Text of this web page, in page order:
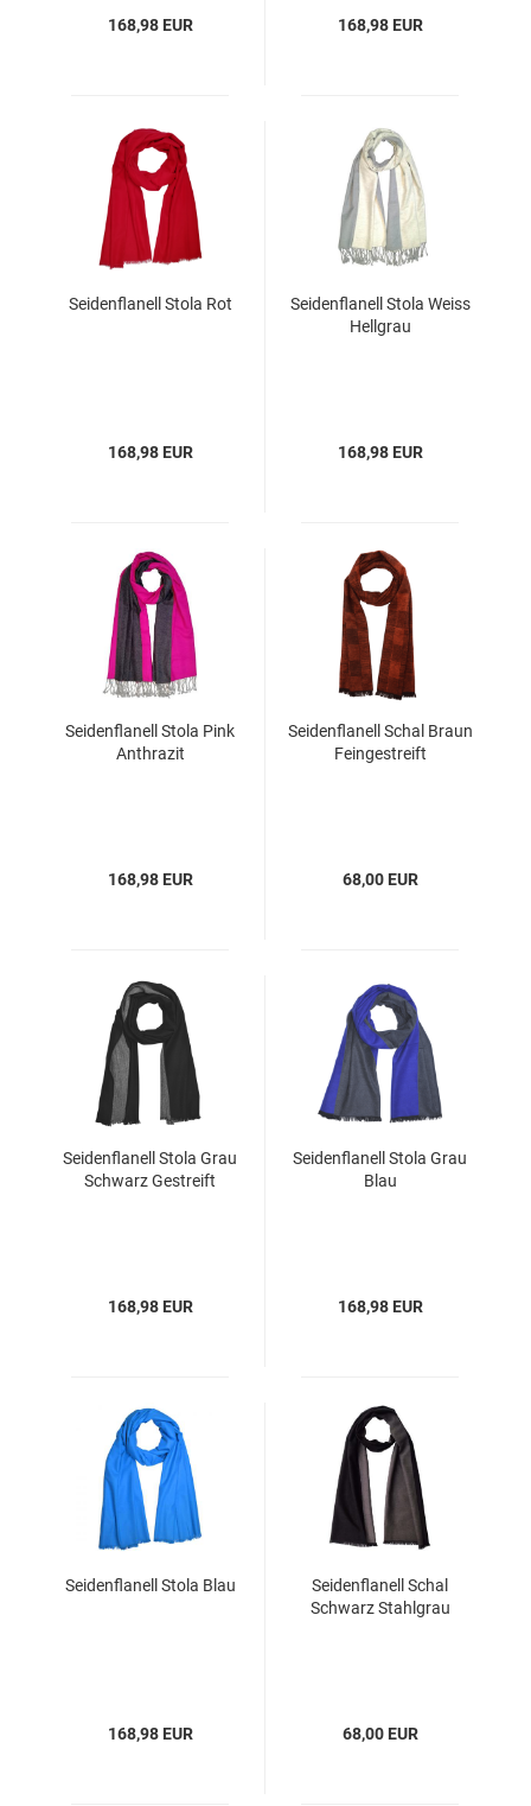
168,98 EUR 168,98 EUR
Seidenflanell Stola Rot
168,98 EUR
Seidenflanell Stola Weiss
Hellgrau
168,98 EUR
Seidenflanell Stola Pink
Anthrazit
168,98 EUR
Seidenflanell Schal Braun
Feingestreift
68,00 EUR
Seidenflanell Stola Grau
Schwarz Gestreift
168,98 EUR
Seidenflanell Stola Grau
Blau
168,98 EUR
Seidenflanell Stola Blau
168,98 EUR
Seidenflanell Schal
Schwarz Stahlgrau
68,00 EUR